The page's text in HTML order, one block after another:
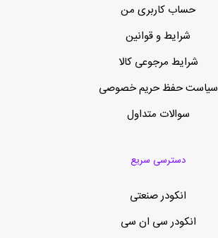
حساب کاربری من
شرایط و قوانین
شرایط مرجوعی کالا
سیاست حفظ حریم خصوصی
سوالات متداول
دسترسی سریع
انکودر صنعتی
انکودر سی ان سی